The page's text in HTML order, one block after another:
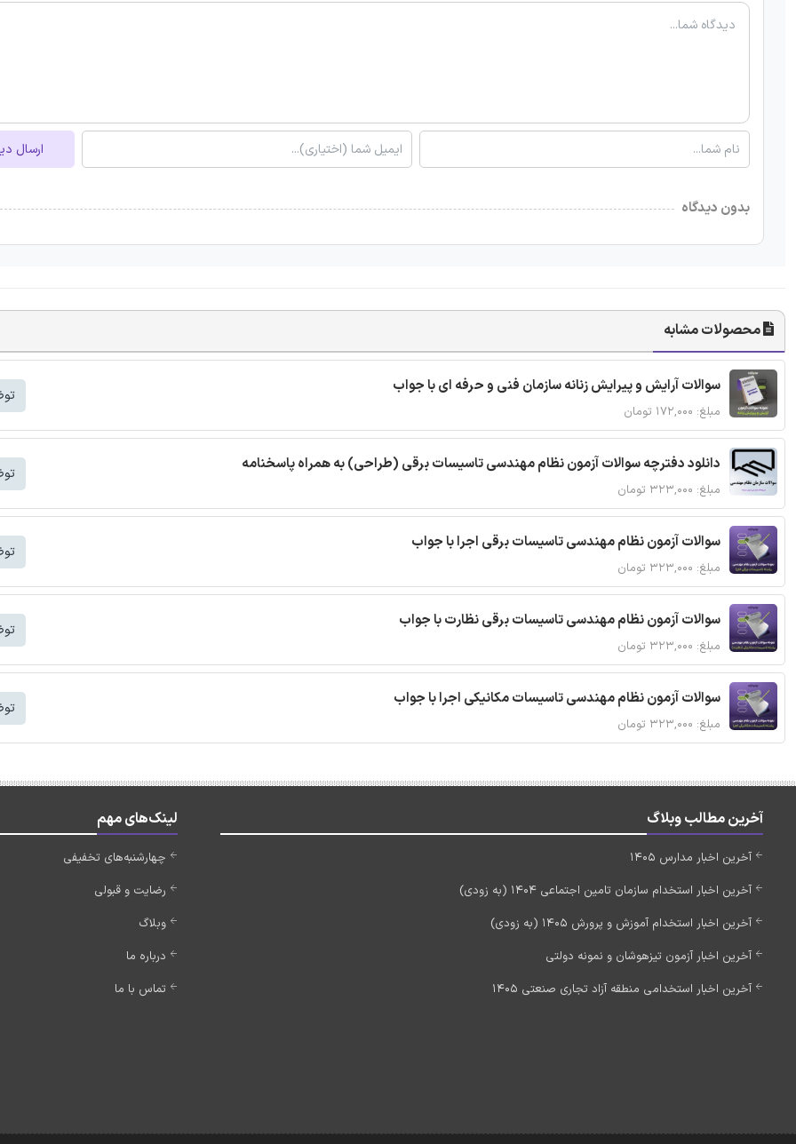
ارسال
بدون دیدگاه
محصولات مشابه
سوالات آرایش و پیرایش زنانه سازمان فنی و حرفه ای با جواب
مبلغ: ۱۷۲,۰۰۰ تومان
دانلود دفترچه سوالات آزمون نظام مهندسی تاسیسات برقی (طراحی) به همراه پاسخنامه
مبلغ: ۳۲۳,۰۰۰ تومان
سوالات آزمون نظام مهندسی تاسیسات برقی اجرا با جواب
مبلغ: ۳۲۳,۰۰۰ تومان
سوالات آزمون نظام مهندسی تاسیسات برقی نظارت با جواب
مبلغ: ۳۲۳,۰۰۰ تومان
سوالات آزمون نظام مهندسی تاسیسات مکانیکی اجرا با جواب
مبلغ: ۳۲۳,۰۰۰ تومان
آخرین مطالب وبلاگ
آخرین اخبار مدارس 1405
آخرین اخبار استخدام سازمان تامین اجتماعی 1404 (به زودی)
آخرین اخبار استخدام آموزش و پرورش 1405 (به زودی)
آخرین اخبار آزمون تیزهوشان و نمونه دولتی
آخرین اخبار استخدامی منطقه آزاد تجاری صنعتی 1405
لینک‌های مهم
چهارشنبه‌های تخفیفی
رضایت و قبولی
وبلاگ
درباره ما
تماس با ما